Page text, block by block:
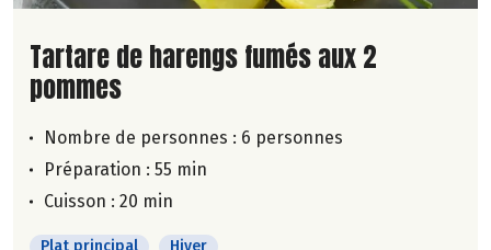
Lire la suite de la recette
Tartare de harengs fumés aux 2
pommes
Nombre de personnes : 6 personnes
Préparation : 55 min
Cuisson : 20 min
Plat principal Hiver